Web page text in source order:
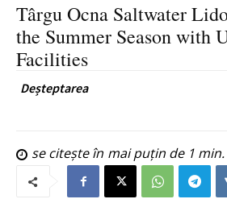
Târgu Ocna Saltwater
the Summer Season with
Facilities
Deșteptarea
se citește în mai puțin de 1 min.